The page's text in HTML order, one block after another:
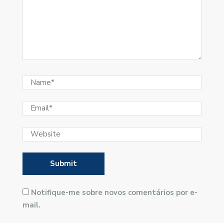
Notifique-me sobre novos comentários por e-
mail.